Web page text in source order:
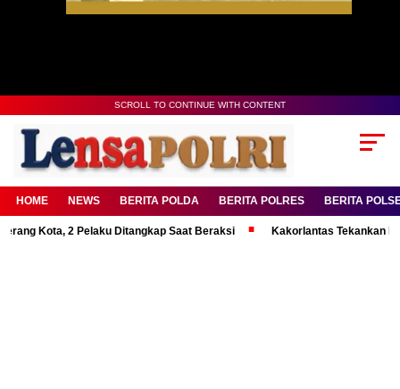
SCROLL TO CONTINUE WITH CONTENT
HOME NEWS BERITA POLDA BERITA POLRES BERITA
2 Pelaku Ditangkap Saat Beraksi Kakorlantas Tekankan Mental Kuat